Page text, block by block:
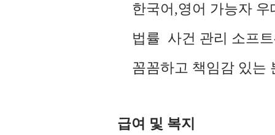
한국어,영어 가능자 우
법률 사건 관리 소프
꼼꼼하고 책임감 있는
급여 및 복지